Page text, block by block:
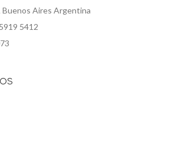
Buenos Aires Argentina
5412